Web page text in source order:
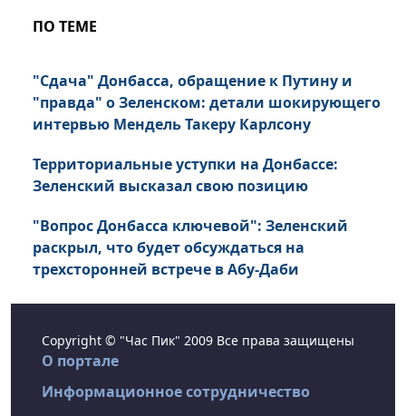
ПО ТЕМЕ
"Сдача" Донбасса, обращение к Путину и
"правда" о Зеленском: детали шокирующего
интервью Мендель Такеру Карлсону
Территориальные уступки на Донбассе:
Зеленский высказал свою позицию
"Вопрос Донбасса ключевой": Зеленский
раскрыл, что будет обсуждаться на
трехсторонней встрече в Абу-Даби
Copyright © "Час Пик" 2009 Все права защищены
О портале
Информационное сотрудничество